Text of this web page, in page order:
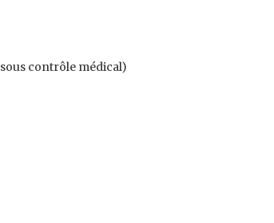
contrôle médical)